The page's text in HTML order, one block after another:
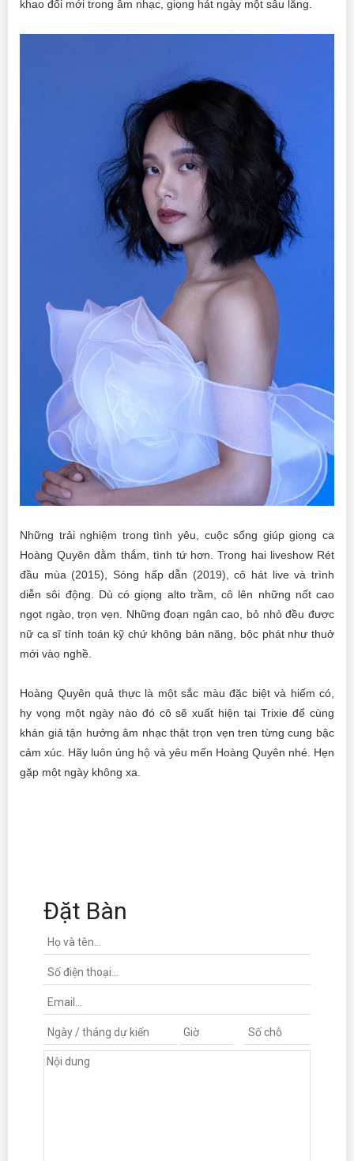
khao đổi mới trong âm nhạc, giọng hát ngày một sâu lắng.
Những trải nghiệm trong tình yêu, cuộc sống giúp giọng ca
Hoàng Quyên đằm thắm, tình tứ hơn. Trong hai liveshow Rét
đầu mùa (2015), Sóng hấp dẫn (2019), cô hát live và trình
diễn sôi động. Dù có giọng alto trầm, cô lên những nốt cao
ngọt ngào, trọn vẹn. Những đoạn ngân cao, bỏ nhỏ đều được
nữ ca sĩ tính toán kỹ chứ không bản năng, bộc phát như thuở
mới vào nghề.
Hoàng Quyên quả thực là một sắc màu đặc biệt và hiếm có,
hy vọng một ngày nào đó cô sẽ xuất hiện tại Trixie để cùng
khán giả tận hưởng âm nhạc thật trọn vẹn tren từng cung bậc
cảm xúc. Hãy luôn ủng hộ và yêu mến Hoàng Quyên nhé. Hẹn
gặp một ngày không xa.
Đặt Bàn